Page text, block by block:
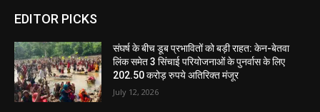
EDITOR PICKS
संघर्ष के बीच डूब प्रभावितों को बड़ी राहत: केन-बेतवा
लिंक समेत 3 सिंचाई परियोजनाओं के पुनर्वास के लिए
202.50 करोड़ रुपये अतिरिक्त मंजूर
July 12, 2026